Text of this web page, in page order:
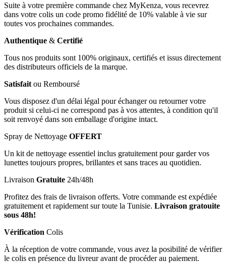
Suite à votre première commande chez MyKenza, vous recevrez
dans votre colis un code promo fidélité de 10% valable à vie sur
toutes vos prochaines commandes.
Authentique & Certifié
Tous nos produits sont 100% originaux, certifiés et issus directement
des distributeurs officiels de la marque.
Satisfait ou Remboursé
Vous disposez d'un délai légal pour échanger ou retourner votre
produit si celui-ci ne correspond pas à vos attentes, à condition qu'il
soit renvoyé dans son emballage d'origine intact.
Spray de Nettoyage OFFERT
Un kit de nettoyage essentiel inclus gratuitement pour garder vos
lunettes toujours propres, brillantes et sans traces au quotidien.
Livraison Gratuite 24h/48h
Profitez des frais de livraison offerts. Votre commande est expédiée
gratuitement et rapidement sur toute la Tunisie. Livraison gratouite
sous 48h!
Vérification Colis
À la réception de votre commande, vous avez la posibilité de vérifier
le colis en présence du livreur avant de procéder au paiement.